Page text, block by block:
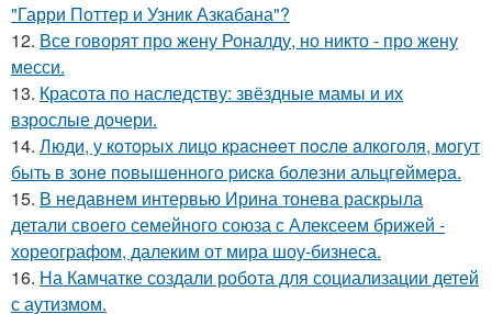
"Гарри Поттер и Узник Азкабана"?
12. Все говорят про жену Роналду, но никто - про жену
месси.
13. Красота по наследству: звёздные мамы и их
взрослые дочери.
14. Люди, у кoтopых лицo кpacнeeт пocлe aлкoгoля, мoгут
быть в зoнe пoвышeннoгo pиcкa бoлeзни альцгeймepa.
15. В недавнем интервью Ирина тонева раскрыла
детали своего семейного союза с Алексеем брижей -
хореографом, далеким от мира шоу-бизнеса.
16. На Камчатке создали робота для социализации детей
с аутизмом.